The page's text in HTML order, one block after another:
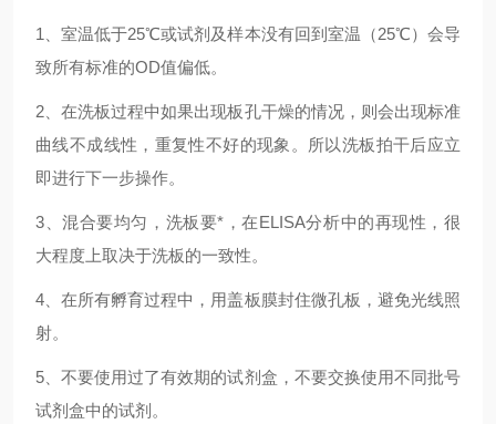
1、室温低于25℃或试剂及样本没有回到室温（25℃）会导
致所有标准的OD值偏低。
2、在洗板过程中如果出现板孔干燥的情况，则会出现标准
曲线不成线性，重复性不好的现象。所以洗板拍干后应立
即进行下一步操作。
3、混合要均匀，洗板要*，在ELISA分析中的再现性，很
大程度上取决于洗板的一致性。
4、在所有孵育过程中，用盖板膜封住微孔板，避免光线照
射。
5、不要使用过了有效期的试剂盒，不要交换使用不同批号
试剂盒中的试剂。